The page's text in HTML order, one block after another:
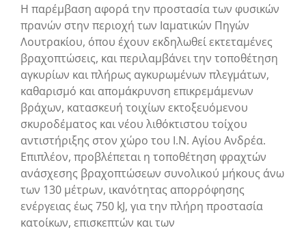
Η παρέμβαση αφορά την προστασία των φυσικών
πρανών στην περιοχή των Ιαματικών Πηγών
Λουτρακίου, όπου έχουν εκδηλωθεί εκτεταμένες
βραχοπτώσεις, και περιλαμβάνει την τοποθέτηση
αγκυρίων και πλήρως αγκυρωμένων πλεγμάτων,
καθαρισμό και απομάκρυνση επικρεμάμενων
βράχων, κατασκευή τοιχίων εκτοξευόμενου
σκυροδέματος και νέου λιθόκτιστου τοίχου
αντιστήριξης στον χώρο του Ι.Ν. Αγίου Ανδρέα.
Επιπλέον, προβλέπεται η τοποθέτηση φραχτών
ανάσχεσης βραχοπτώσεων συνολικού μήκους άνω
των 130 μέτρων, ικανότητας απορρόφησης
ενέργειας έως 750 kJ, για την πλήρη προστασία
κατοίκων, επισκεπτών και των